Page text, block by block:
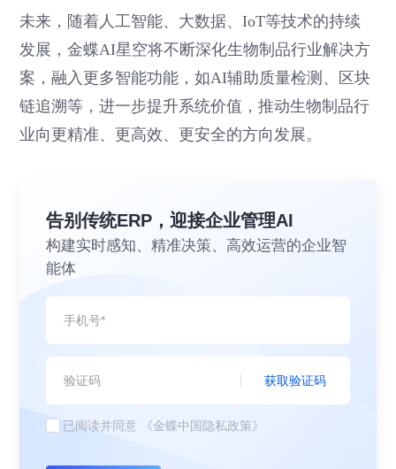
未来，随着人工智能、大数据、IoT等技术的持续
发展，金蝶AI星空将不断深化生物制品行业解决方
案，融入更多智能功能，如AI辅助质量检测、区块
链追溯等，进一步提升系统价值，推动生物制品行
业向更精准、更高效、更安全的方向发展。
告别传统ERP，迎接企业管理AI
构建实时感知、精准决策、高效运营的企业智
能体
获取验证码
已阅读并同意 《金蝶中国隐私政策》